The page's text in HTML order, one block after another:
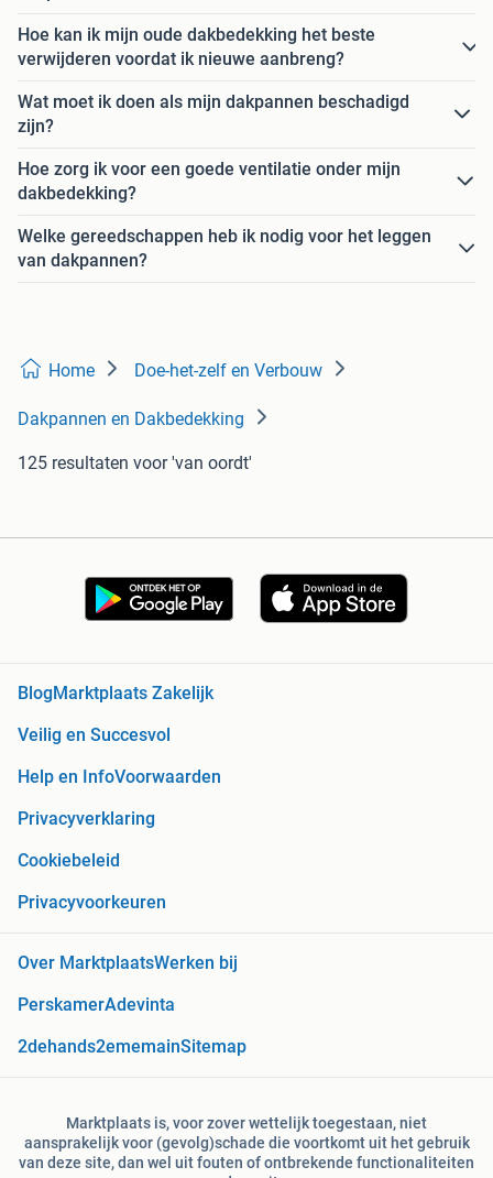
Hoe kan ik mijn oude dakbedekking het beste
verwijderen voordat ik nieuwe aanbreng?
Wat moet ik doen als mijn dakpannen beschadigd
zijn?
Hoe zorg ik voor een goede ventilatie onder mijn
dakbedekking?
Welke gereedschappen heb ik nodig voor het leggen
van dakpannen?
Home Doe-het-zelf en Verbouw
Dakpannen en Dakbedekking
125 resultaten voor 'van oordt'
Blog Marktplaats Zakelijk
Veilig en Succesvol
Help en InfoVoorwaarden
Privacyverklaring
Cookiebeleid
Privacyvoorkeuren
Over MarktplaatsWerken bij
PerskamerAdevinta
2dehands2ememainSitemap
Marktplaats is, voor zover wettelijk toegestaan, niet
aansprakelijk voor (gevolg)schade die voortkomt uit het gebruik
van deze site, dan wel uit fouten of ontbrekende functionaliteiten